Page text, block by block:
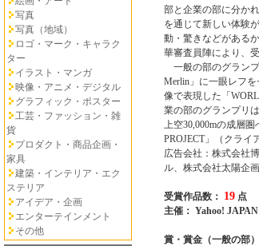
写真
写真（地域）
ロゴ・マーク・キャラク
ター
イラスト・マンガ
映像・アニメ・デジタル
グラフィック・ポスター
工芸・ファッション・雑
貨
プロダクト・商品企画・
家具
建築・インテリア・エク
ステリア
アイデア・企画
エンターテインメント
その他
部と企業の部に分か
を通じて新しい体験
動・驚きなどがある
華審査員陣により、
一般の部のグランプ
Merlin」に一眼レフ
像で表現した「
業の部のグランプリ
上空30,000mの成層
PROJECT」（クライ
広告会社：株式会社
ル、株式会社太陽企
受賞作品数： 19 点
主催： Yahoo! JAPAN
賞・賞金（一般の部）